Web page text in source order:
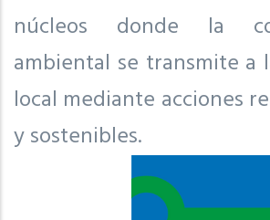
núcleos donde la
ambiental se transmite a
local mediante acciones
y sostenibles.